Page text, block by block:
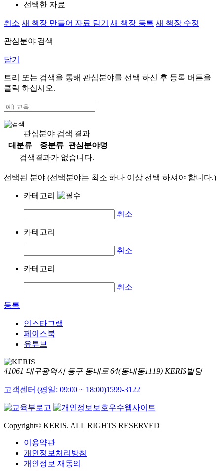
선택한 자료
취소 새 책장 만들어 자료 담기 새 책장 등록 새 책장 수정
관심분야 검색
닫기
트리 또는 검색을 통해 관심분야를 선택 하신 후 등록 버튼을
클릭 하십시오.
관심분야 검색 결과
대분류
중분류
관심분야명
검색결과가 없습니다.
선택된 분야 (선택분야는 최소 하나 이상 선택 하셔야 합니다.)
카테고리
취소
카테고리
취소
카테고리
취소
등록
인스타그램
페이스북
유튜브
41061 대구광역시 동구 동내로 64(동내동1119) KERIS빌딩
고객센터 (평일: 09:00 ~ 18:00)1599-3122
Copyright© KERIS. ALL RIGHTS RESERVED
이용약관
개인정보처리방침
개인정보 재동의